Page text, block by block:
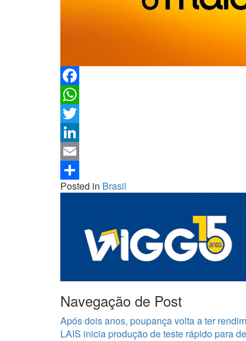
Facebook
WhatsApp
Twitter
LinkedIn
Email
Share
Posted in Brasil
Navegação de Post
Após dois anos, poupança volta a ter
LAIS inicia produção de teste rápido para